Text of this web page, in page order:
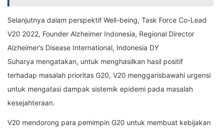
Selanjutnya dalam perspektif Well-being, Task Force Co-Lead
V20 2022, Founder Alzheimer Indonesia, Regional Director
Alzheimer’s Disease International, Indonesia DY
Suharya mengatakan, untuk menghasilkan hasil positif
terhadap masalah prioritas G20, V20 menggarisbawahi urgensi
untuk mengatasi dampak sistemik epidemi pada masalah
kesejahteraan.
V20 mendorong para pemimpin G20 untuk membuat kebijakan